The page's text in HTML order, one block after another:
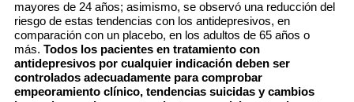
mayores de 24 años; asimismo, se observó una reducción del
riesgo de estas tendencias con los antidepresivos, en
comparación con un placebo, en los adultos de 65 años o
más. Todos los pacientes en tratamiento con
antidepresivos por cualquier indicación deben ser
controlados adecuadamente para comprobar
empeoramiento clínico, tendencias suicidas y cambios